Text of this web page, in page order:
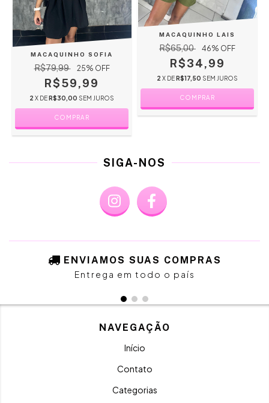
MACAQUINHO SOFIA
R$79,99 25% OFF
R$59,99
2 X DE R$30,00 SEM JUROS
COMPRAR
MACAQUINHO LAIS
R$65,00 46% OFF
R$34,99
2 X DE R$17,50 SEM JUROS
COMPRAR
SIGA-NOS
ENVIAMOS SUAS COMPRAS
Entrega em todo o país
NAVEGAÇÃO
Início
Contato
Categorias